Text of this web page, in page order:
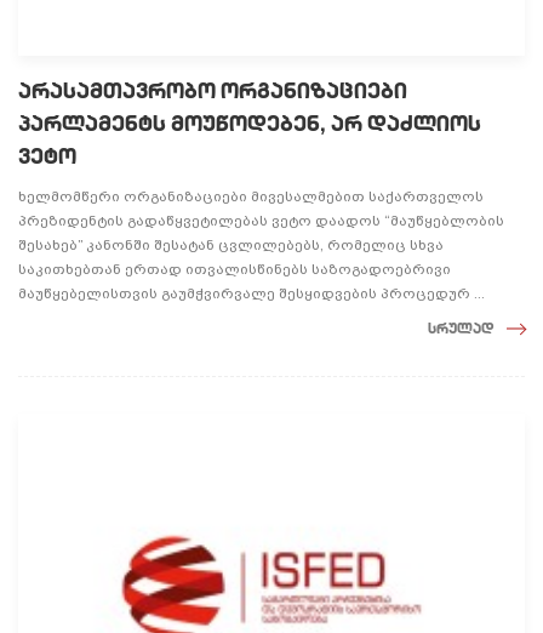
არასამთავრობო ორგანიზაციები
პარლამენტს მოუწოდებენ, არ დაძლიოს
ვეტო
ხელმომწერი ორგანიზაციები მივესალმებით საქართველოს
პრეზიდენტის გადაწყვეტილებას ვეტო დაადოს “მაუწყებლობის
შესახებ” კანონში შესატან ცვლილებებს, რომელიც სხვა
საკითხებთან ერთად ითვალისწინებს საზოგადოებრივი
მაუწყებელისთვის გაუმჭვირვალე შესყიდვების პროცედურ ...
სრულად